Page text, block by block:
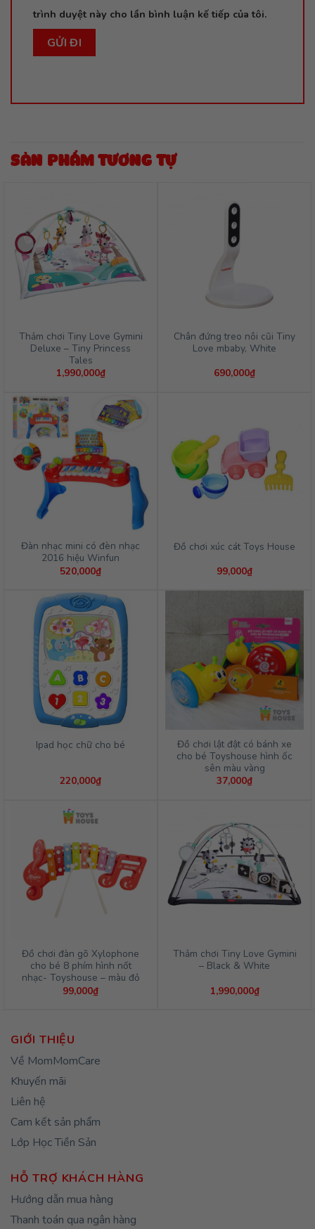
trình duyệt này cho lần bình luận kế tiếp của tôi.
SẢN PHẨM TƯƠNG TỰ
Thảm chơi Tiny Love Gymini
Deluxe – Tiny Princess
Tales
1,990,000₫
Chân đứng treo nôi cũi Tiny
Love mbaby, White
690,000₫
Đàn nhạc mini có đèn nhạc
2016 hiệu Winfun
520,000₫
Đồ chơi xúc cát Toys House
99,000₫
Ipad học chữ cho bé
220,000₫
Đồ chơi lật đật có bánh xe
cho bé Toyshouse hình ốc
sên màu vàng
37,000₫
Đồ chơi đàn gõ Xylophone
cho bé 8 phím hình nốt
nhạc- Toyshouse – màu đỏ
99,000₫
Thảm chơi Tiny Love Gymini
– Black & White
1,990,000₫
GIỚI THIỆU
Về MomMomCare
Khuyến mãi
Liên hệ
Cam kết sản phẩm
Lớp Học Tiền Sản
HỖ TRỢ KHÁCH HÀNG
Hướng dẫn mua hàng
Thanh toán qua ngân hàng